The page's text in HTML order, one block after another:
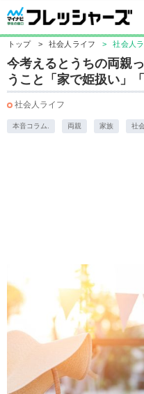
トップ > 社会人ライフ > 社会人
今考えるとうちの両親
うこと「家で姫扱い」
社会人ライフ
本音コラム. 両親 家族 社